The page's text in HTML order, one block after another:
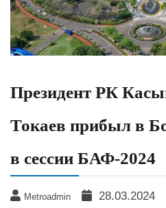
Президент РК
Токаев прибыл в
в сессии БАФ-2024
Metroadmin 28.03.2024